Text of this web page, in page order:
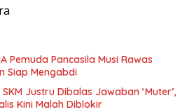
Pemuda Pancasila Musi Rawas
Siap Mengabdi
Justru Dibalas Jawaban ‘Muter’,
Kini Malah Diblokir